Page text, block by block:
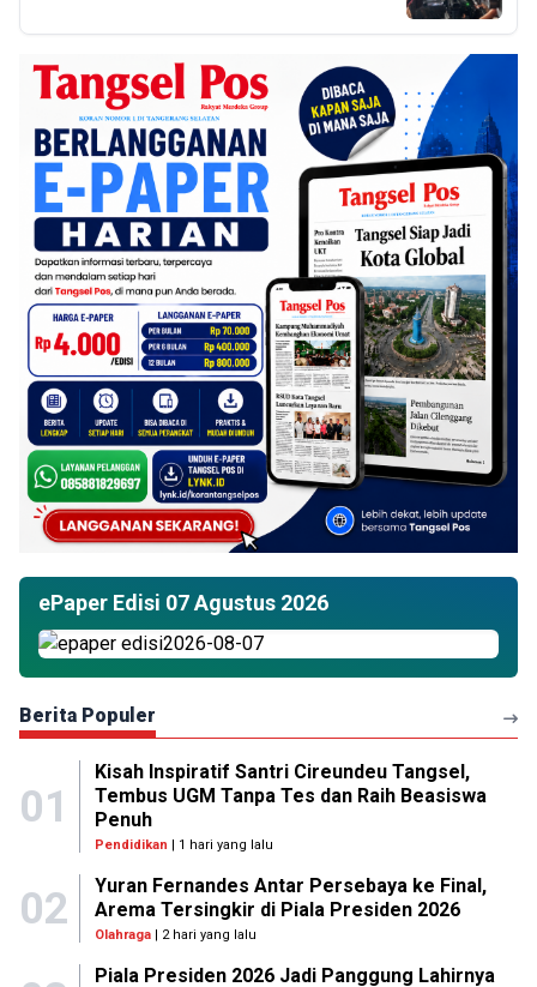
ePaper Edisi 07 Agustus 2026
Berita Populer
01
Kisah Inspiratif Santri Cireundeu Tangsel,
Tembus UGM Tanpa Tes dan Raih Beasiswa
Penuh
Pendidikan | 1 hari yang lalu
02
Yuran Fernandes Antar Persebaya ke Final,
Arema Tersingkir di Piala Presiden 2026
Olahraga| 2 hari yang lalu
Piala Presiden 2026 Jadi Panggung Lahirnya